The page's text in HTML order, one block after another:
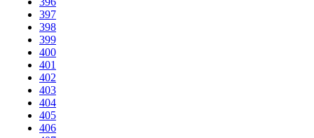
397
398
399
400
401
402
403
404
405
406